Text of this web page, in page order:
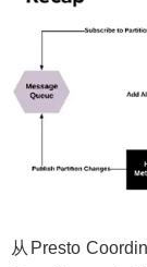
从Presto